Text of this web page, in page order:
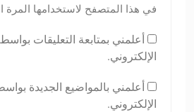
في هذا المتصفح لاستخدامها المرة
أعلمني بمتابعة التعليقات
الإلكتروني.
أعلمني بالمواضيع الجديدة
الإلكتروني.